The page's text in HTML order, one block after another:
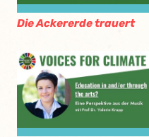
Die Ackererde trauert